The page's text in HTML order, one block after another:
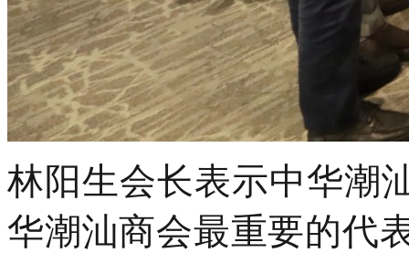
林阳生会长表示中华潮
华潮汕商会最重要的代